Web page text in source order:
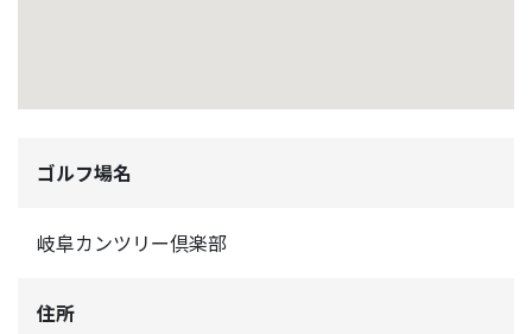
ゴルフ場名
岐阜カンツリー倶楽部
住所